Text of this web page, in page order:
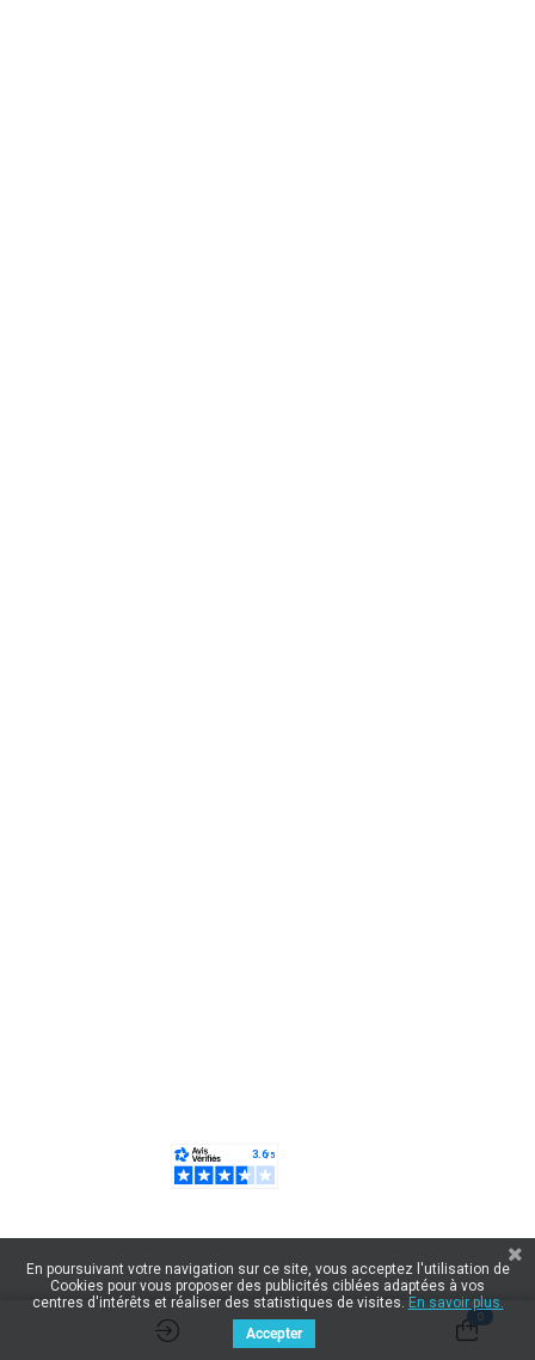
0
En poursuivant votre navigation sur ce site, vous acceptez l'utilisation de
Cookies pour vous proposer des publicités ciblées adaptées à vos
centres d'intérêts et réaliser des statistiques de visites. En savoir plus.
Accepter